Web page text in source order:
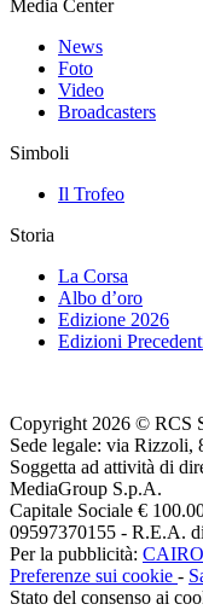
Media Center
News
Foto
Video
Broadcasters
Simboli
Il Trofeo
Storia
La Corsa
Albo d’oro
Edizione 2026
Edizioni
Copyright 2026 © RCS
Sede legale: via Rizzoli,
Soggetta ad attività di
MediaGroup S.p.A.
Capitale Sociale €
09597370155 - R.E.A.
Per la pubblicità:
Preferenze sui cookie -
Stato del consenso ai